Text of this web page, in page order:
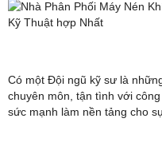
Có một Đội ngũ kỹ sư là
chuyên môn, tận tình với
sức mạnh làm nền tảng cho